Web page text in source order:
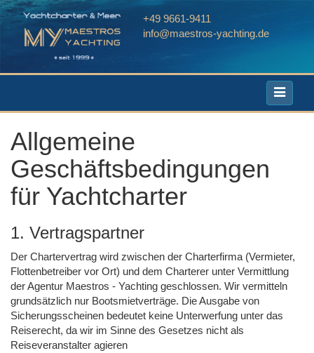
+49 9661-9411
info@maestros-yachting.de
Toggle
Allgemeine
Geschäftsbedingungen
für Yachtcharter
1. Vertragspartner
Der Chartervertrag wird zwischen der Charterfirma (Vermieter,
Flottenbetreiber vor Ort) und dem Charterer unter Vermittlung
der Agentur Maestros - Yachting geschlossen. Wir vermitteln
grundsätzlich nur Bootsmietverträge. Die Ausgabe von
Sicherungsscheinen bedeutet keine Unterwerfung unter das
Reiserecht, da wir im Sinne des Gesetzes nicht als
Reiseveranstalter agieren